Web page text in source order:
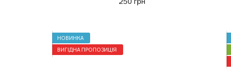
НОВИНКА
ВИГІДНА ПРОПОЗИЦІЯ